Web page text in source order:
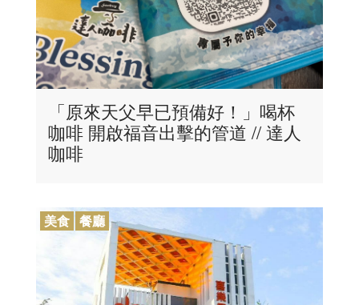
「原來天父早已預備好！」喝杯
咖啡 開啟福音出擊的管道 // 達人
咖啡
美食 餐廳